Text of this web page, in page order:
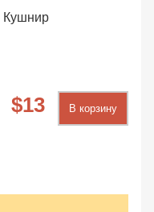
Кушнир
13 В корзину